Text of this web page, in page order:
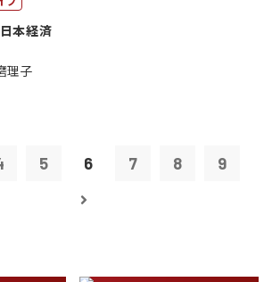
本経済
理子
5 6 7 8 9